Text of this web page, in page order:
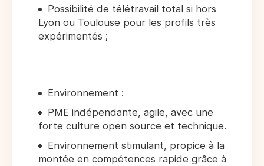
Possibilité de télétravail total si hors
Lyon ou Toulouse pour les profils très
expérimentés ;
Environnement :
PME indépendante, agile, avec une
forte culture open source et technique.
Environnement stimulant, propice à la
montée en compétences rapide grâce à